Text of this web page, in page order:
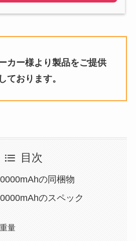
カー様より製品をご提供
ております。
目次
の同梱物
のスペック
量